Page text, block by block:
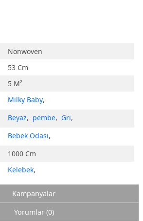
Nonwoven
53 Cm
5 M²
Milky Baby,
Beyaz, pembe, Gri,
Bebek Odası,
1000 Cm
Kelebek,
Kampanyalar
Yorumlar (0)